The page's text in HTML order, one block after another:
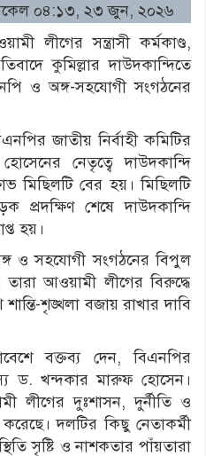
০৪:১৩, ২৩ জুন, ২০২৬
লীগের সন্ত্রাসী কর্মকাণ্ড,
কুমিল্লার দাউদকান্দিতে
ও অঙ্গ-সহযোগী সংগঠনের
জাতীয় নির্বাহী কমিটির
নেতৃত্বে দাউদকান্দি
মিছিলটি বের হয়। মিছিলটি
প্রদক্ষিণ শেষে দাউদকান্দি
হয়।
ও সহযোগী সংগঠনের বিপুল
আওয়ামী লীগের বিরুদ্ধে
শৃঙ্খলা বজায় রাখার দাবি
বক্তব্য দেন, বিএনপির
ড. খন্দকার মারুফ হোসেন।
লীগের দুঃশাসন, দুর্নীতি ও
করেছে। দলটির কিছু নেতাকর্মী
সৃষ্টি ও নাশকতার পাঁয়তারা